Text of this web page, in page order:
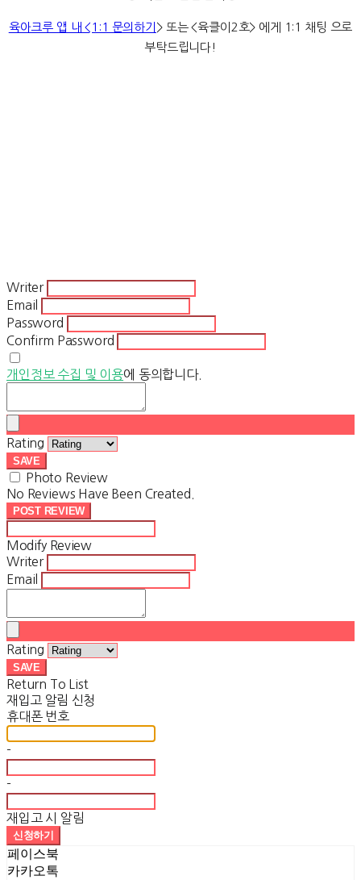
육아크루 앱 내 <1:1 문의하기 > 또는 <육클이2호> 에게 1:1 채팅 으로
부탁드립니다!
Writer
Email
Password
Confirm Password
개인정보 수집 및 이용에 동의합니다.
Rating
SAVE
Photo Review
No Reviews Have Been Created.
POST REVIEW
Modify Review
Writer
Email
Rating
SAVE
Return To List
재입고 알림 신청
휴대폰 번호
-
-
재입고 시 알림
신청하기
페이스북
카카오톡